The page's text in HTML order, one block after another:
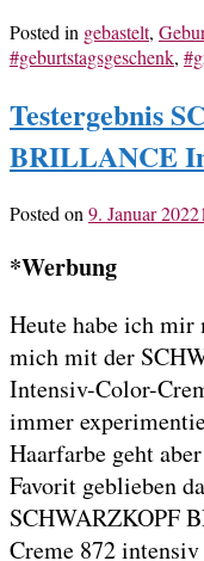
Posted in gebastelt,
#geburtstagsgeschenk,
Testergebnis
BRILLANCE
Posted on9. Januar 2022
*Werbung
Heute habe ich mir
mich mit der
Intensiv-Color-
immer
Haarfarbe geht
Favorit geblieben
SCHWARZKOPF
Creme 872